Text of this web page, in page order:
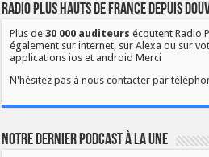
Radio Plus Hauts de France depuis
Plus de30 000 auditeurs écoutent Radio
également sur internet, sur Alexa ou sur
applications ios et android Merci
N'hésitez pas à nous contacter par
Notre dernier podcast à la une